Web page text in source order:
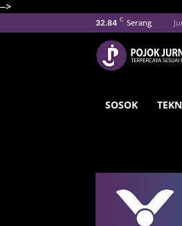
-->
32.84 C Serang
SOSOK